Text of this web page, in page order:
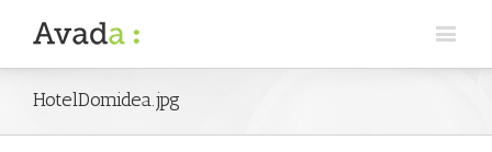
HotelDomidea.jpg